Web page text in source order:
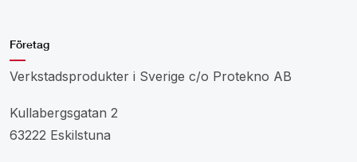
Företag
Verkstadsprodukter i Sverige c/o Protekno AB
Kullabergsgatan 2
63222 Eskilstuna